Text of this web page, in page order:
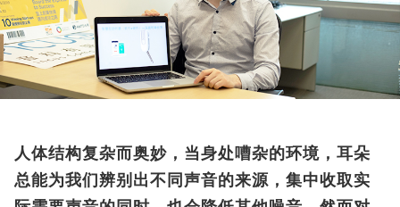
人体结构复杂而奥妙，当身处嘈杂的环境，耳朵
总能为我们辨别出不同声音的来源，集中收取实